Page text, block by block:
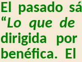
El pasado
“Lo que de
dirigida por
benéfica.